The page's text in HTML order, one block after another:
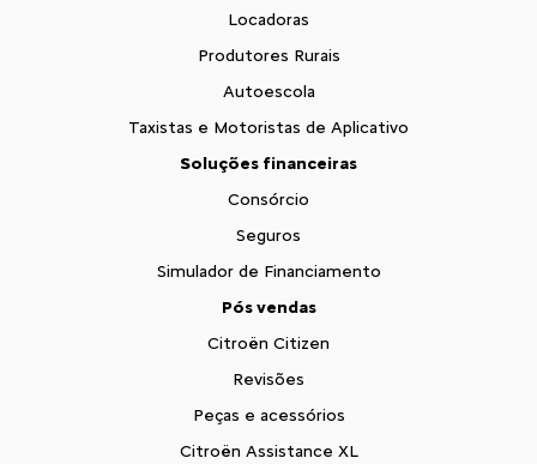
Locadoras
Produtores Rurais
Autoescola
Taxistas e Motoristas de Aplicativo
Soluções financeiras
Consórcio
Seguros
Simulador de Financiamento
Pós vendas
Citroën Citizen
Revisões
Peças e acessórios
Citroën Assistance XL